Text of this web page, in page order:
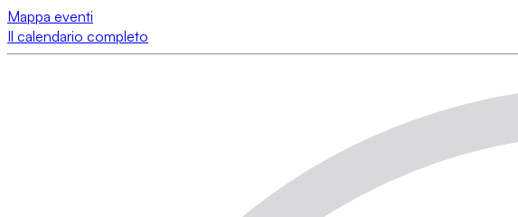
Mappa eventi
Il calendario completo